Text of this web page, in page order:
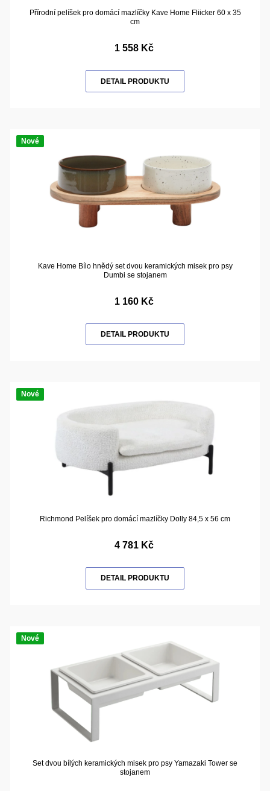
Přírodní pelíšek pro domácí mazlíčky Kave Home Fliicker 60 x 35
cm
1 558 Kč
DETAIL PRODUKTU
Nové
Kave Home Bílo hnědý set dvou keramických misek pro psy
Dumbi se stojanem
1 160 Kč
DETAIL PRODUKTU
Nové
Richmond Pelíšek pro domácí mazlíčky Dolly 84,5 x 56 cm
4 781 Kč
DETAIL PRODUKTU
Nové
Set dvou bílých keramických misek pro psy Yamazaki Tower se
stojanem